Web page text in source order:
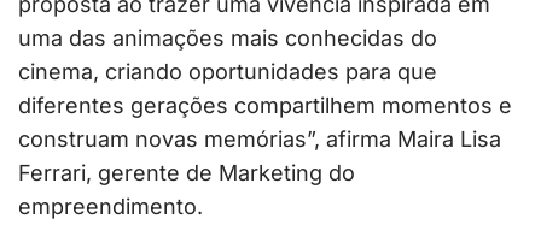
uma das animações mais conhecidas do
cinema, criando oportunidades para que
diferentes gerações compartilhem momentos e
construam novas memórias”, afirma Maira Lisa
Ferrari, gerente de Marketing do
empreendimento.